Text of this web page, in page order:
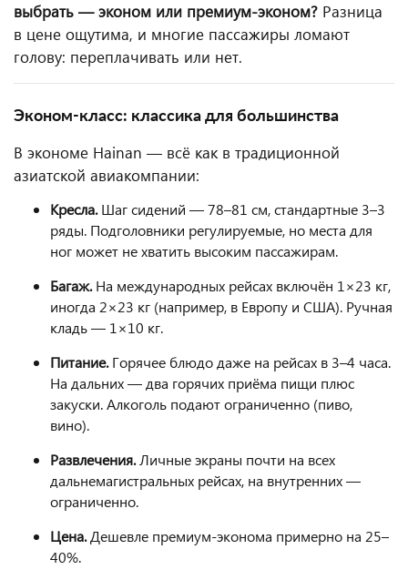
выбрать — эконом или премиум-эконом? Разница
в цене ощутима, и многие пассажиры ломают
голову: переплачивать или нет.
Эконом-класс: классика для большинства
В экономе Hainan — всё как в традиционной
азиатской авиакомпании:
Кресла.Шаг сидений — 78–81 см, стандартные 3–3
ряды. Подголовники регулируемые, но места для
ног может не хватить высоким пассажирам.
Багаж.На международных рейсах включён 1×23 кг,
иногда 2×23 кг (например, в Европу и США). Ручная
кладь — 1×10 кг.
Питание.Горячее блюдо даже на рейсах в 3–4 часа.
На дальних — два горячих приёма пищи плюс
закуски. Алкоголь подают ограниченно (пиво,
вино).
Развлечения.Личные экраны почти на всех
дальнемагистральных рейсах, на внутренних —
ограниченно.
Цена.Дешевле премиум-эконома примерно на 25–
40%.